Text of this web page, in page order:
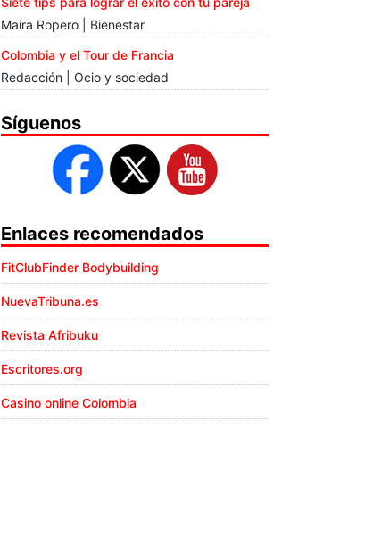
Maira Ropero | Bienestar
Colombia y el Tour de Francia
Redacción | Ocio y sociedad
Síguenos
Enlaces recomendados
FitClubFinder Bodybuilding
NuevaTribuna.es
Revista Afribuku
Escritores.org
Casino online Colombia